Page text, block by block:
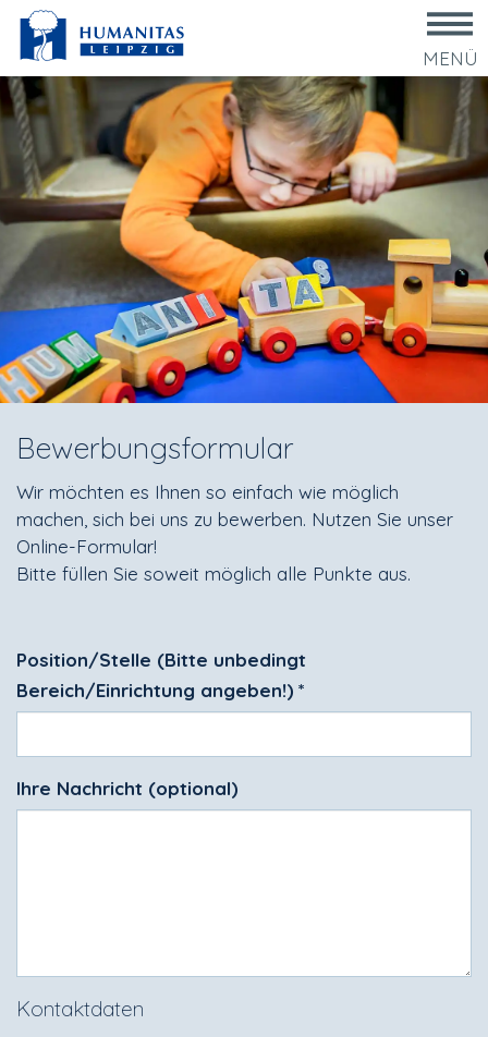
MENÜ
Bewerbungsformular
Wir möchten es Ihnen so einfach wie möglich
machen, sich bei uns zu bewerben. Nutzen Sie unser
Online-Formular!
Bitte füllen Sie soweit möglich alle Punkte aus.
Position/Stelle (Bitte unbedingt
Bereich/Einrichtung angeben!) *
Ihre Nachricht (optional)
Kontaktdaten